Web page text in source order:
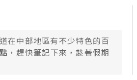
在中部地區有不少特色的百
， 趕快筆記下來，趁著假期